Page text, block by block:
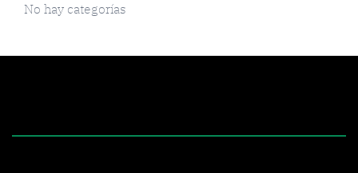
No hay categorías